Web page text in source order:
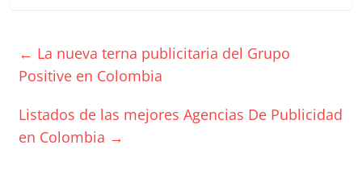
Colombia
Revista
Marketing
← La nueva terna publicitaria del Grupo
Positive en Colombia
Listados de las mejores Agencias De Publicidad
en Colombia →